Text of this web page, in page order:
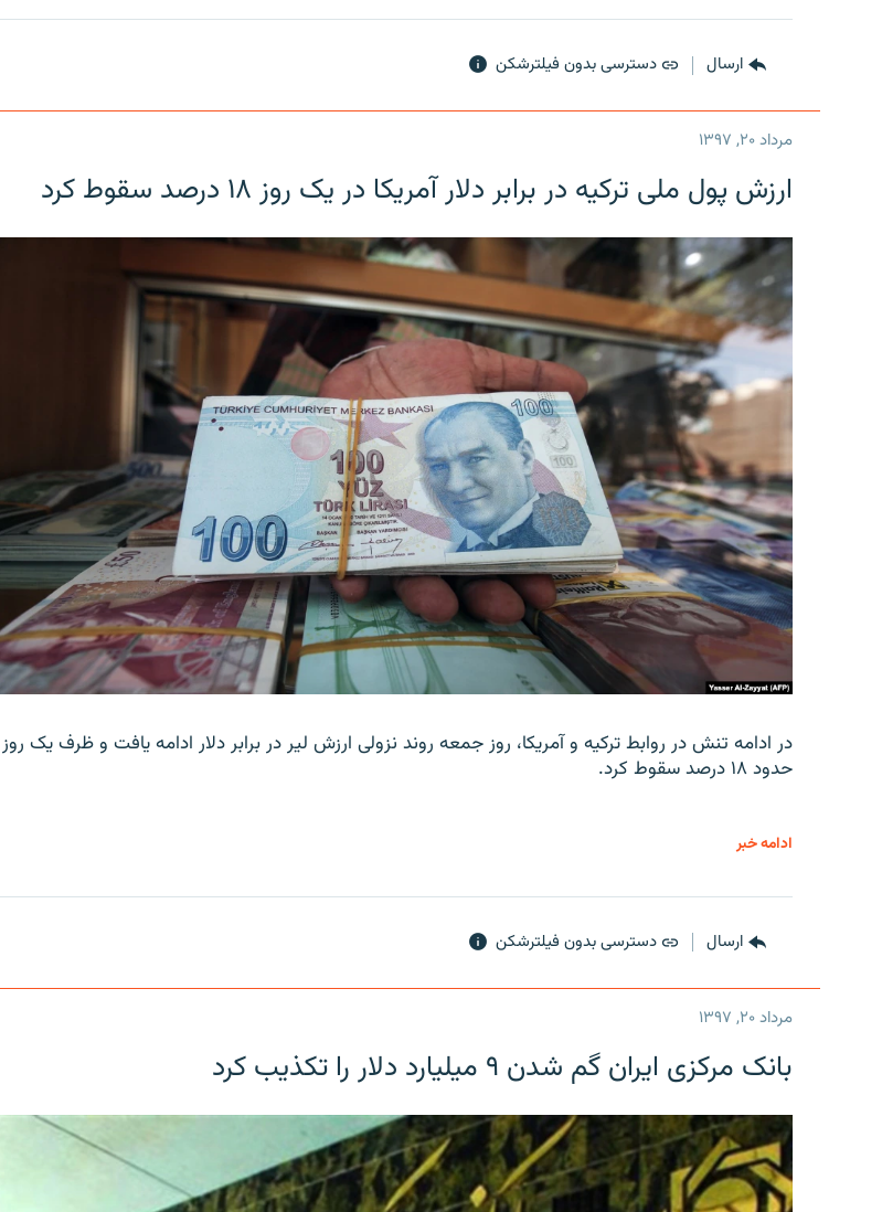
ارسال دسترسی بدون فیلترشکن
مرداد ۲۰, ۱۳۹۷
ارزش پول ملی ترکیه در برابر دلار آمریکا در یک روز ۱۸ درصد سقوط کرد
در ادامه تنش در روابط ترکیه و آمریکا، روز جمعه روند نزولی ارزش لیر در برابر دلار ادامه یافت و ظرف یک روز
حدود ۱۸ درصد سقوط کرد.
ادامه خبر
ارسال دسترسی بدون فیلترشکن
مرداد ۲۰, ۱۳۹۷
بانک مرکزی ایران گم شدن ۹ میلیارد دلار را تکذیب کرد